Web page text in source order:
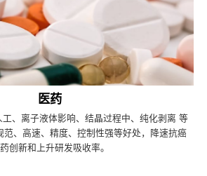
医药
、离子液体影响、结晶过程中、纯化剥离 等
范、高速、精度、控制性强等好处，降速抗癌
创新和上升研发吸收率。